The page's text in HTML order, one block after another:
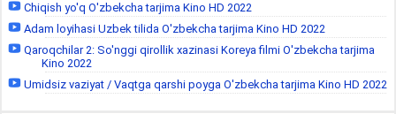
Chiqish yo'q O'zbekcha tarjima Kino HD 2022
Adam loyihasi Uzbek tilida O'zbekcha tarjima Kino HD 2022
Qaroqchilar 2: So'nggi qirollik xazinasi Koreya filmi O'zbekcha tarjima
Kino 2022
Umidsiz vaziyat / Vaqtga qarshi poyga O'zbekcha tarjima Kino HD 2022